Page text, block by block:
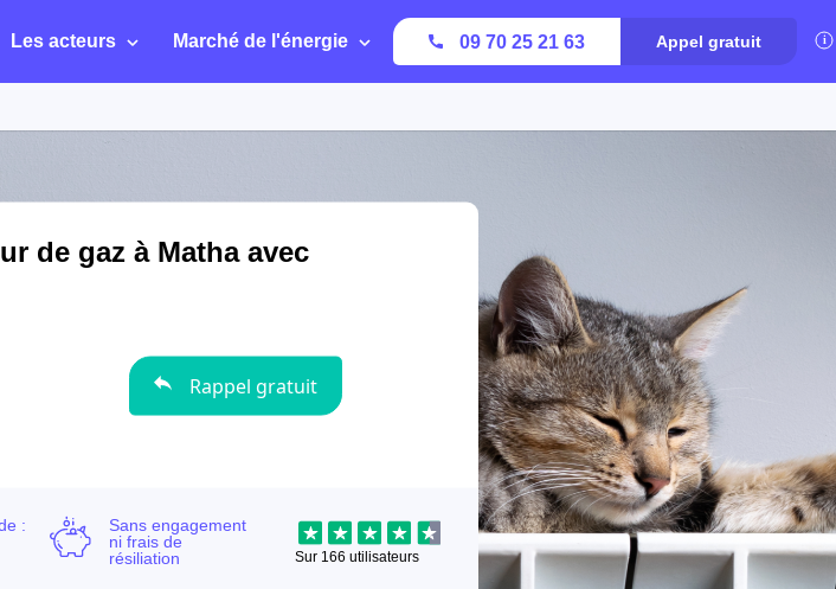
Les acteurs Marché de l'énergie 09 70 25 21 63 Appel gratuit